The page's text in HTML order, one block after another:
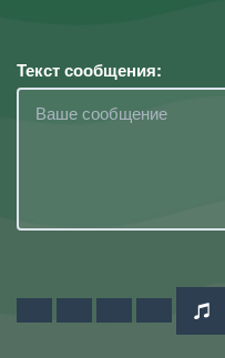
Текст сообщения: